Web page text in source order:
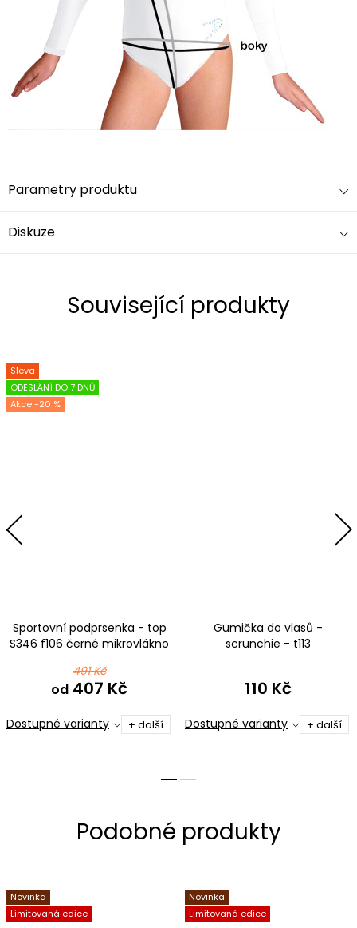
Parametry produktu
Diskuze
Související produkty
Sleva
ODESLÁNÍ DO 7 DNŮ
-20 %
Sportovní podprsenka - top
S346 f106 černé mikrovlákno
491 Kč
od 407 Kč
Dostupné varianty + další
Gumička do vlasů -
scrunchie - t113
110 Kč
Dostupné varianty + další
Novinka
Limitovaná edice
Novinka
Limitovaná edice